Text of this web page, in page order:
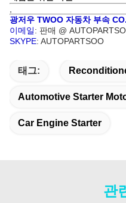
광저우 TWOO 자동차 부속
이메일: 판매 @
SKYPE: AUTOPARTSOO
태그:
Automotive Starter
Car Engine Starter
관